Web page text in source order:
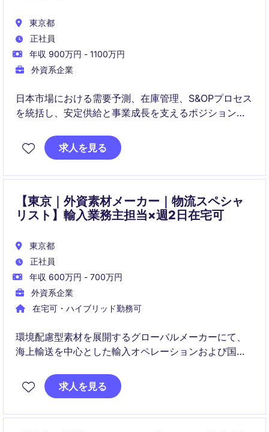
東京都
正社員
年収 900万円 - 1100万円
外資系企業
日本市場における需要予測、在庫管理、S&OPプロセス
を統括し、安定供給と事業成長を支えるポジションで
ルSCMと連携しながら、サプライチェーン最適化や業
務改善プロジェクトを推進いただきます。
求人を見る
【東京｜外資素材メーカー｜物流スペシャ
リスト】輸入業務主担当×週2日在宅可
東京都
正社員
年収 600万円 - 700万円
外資系企業
在宅可・ハイブリッド勤務可
環境配慮型素材を展開するグローバルメーカーにて、
海上輸送を中心とした輸入オペレーションおよび国内
受発注業務などSCM領域へ業務範囲を広げ、事業成長
を支える重要なポジションです。
求人を見る